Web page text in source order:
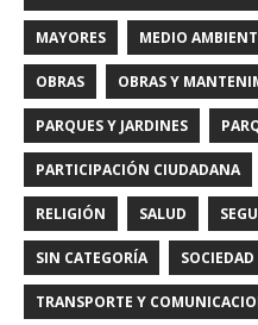
MAYORES MEDIO
OBRAS OBRAS Y
PARQUES Y JARDINES
PARTICIPACIÓN CIUDADANA
RELIGIÓN SALUD
SIN CATEGORÍA SOCIEDAD
TRANSPORTE Y